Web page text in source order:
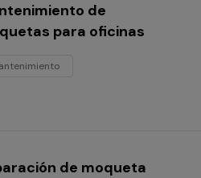
de
para oficinas
de moqueta